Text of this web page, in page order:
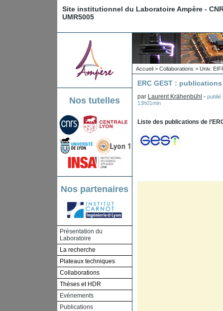
Site institutionnel du Laboratoire Ampère -
UMR5005
Nos tutelles
Nos partenaires
Présentation du
Laboratoire
La recherche
Plateaux techniques
Collaborations
Thèses et HDR
Evénements
Publications
Accueil > Collaborations > Univ.
ERC GEST : publications
par Laurent Krähenbühl - publié
13h01min
Liste des publications de